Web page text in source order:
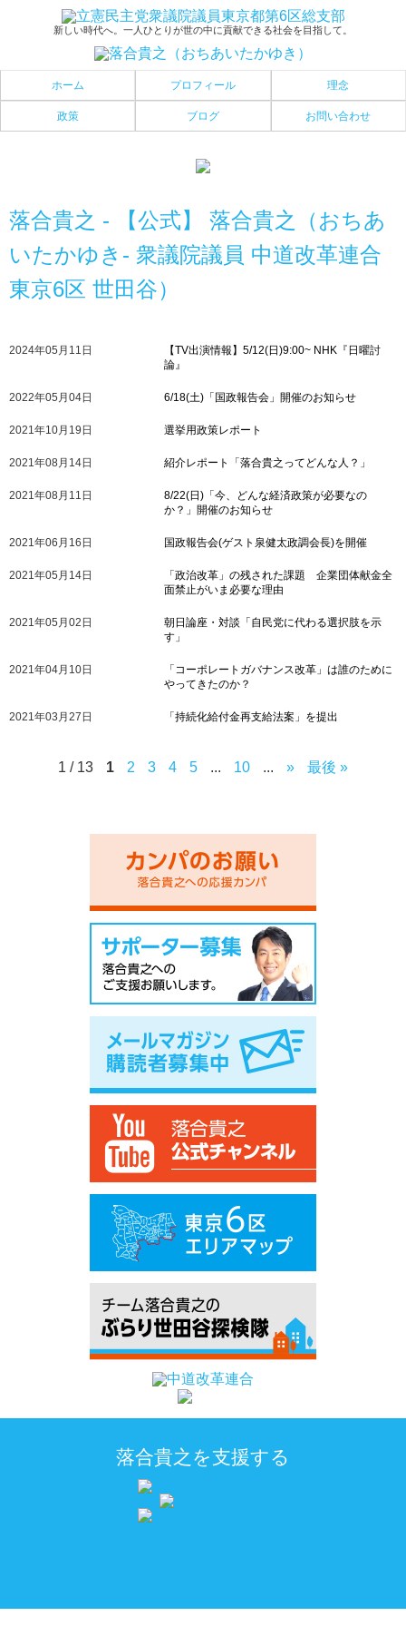
新しい時代へ。一人ひとりが世の中に貢献できる社会を目指して。
ホーム プロフィール 理念
政策 ブログ お問い合わせ
落合貴之 - 【公式】 落合貴之（おちあ
いたかゆき- 衆議院議員 中道改革連合
東京6区 世田谷）
2024年05月11日
【TV出演情報】5/12(日)9:00~ NHK『日曜討
論』
2022年05月04日 6/18(土)「国政報告会」開催のお知らせ
2021年10月19日 選挙用政策レポート
2021年08月14日 紹介レポート「落合貴之ってどんな人？」
2021年08月11日
8/22(日)「今、どんな経済政策が必要なの
か？」開催のお知らせ
2021年06月16日 国政報告会(ゲスト泉健太政調会長)を開催
2021年05月14日
「政治改革」の残された課題 企業団体献金全
面禁止がいま必要な理由
2021年05月02日
朝日論座・対談「自民党に代わる選択肢を示
す」
2021年04月10日
「コーポレートガバナンス改革」は誰のために
やってきたのか？
2021年03月27日 「持続化給付金再支給法案」を提出
1 / 13 1 2 3 4 5 ... 10 ... » 最後 »
落合貴之を支援する